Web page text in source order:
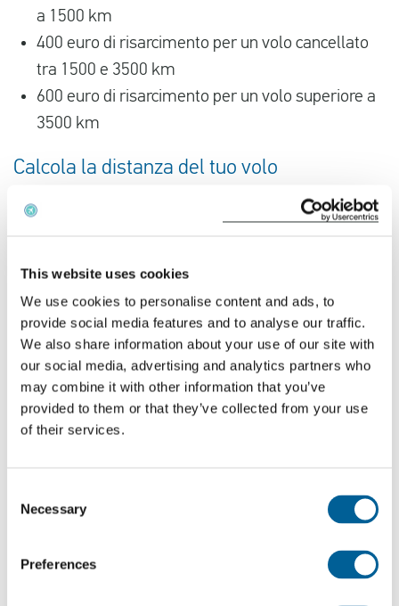
This website uses cookies
We use cookies to personalise content and ads, to
provide social media features and to analyse our traffic.
We also share information about your use of our site with
our social media, advertising and analytics partners who
may combine it with other information that you’ve
provided to them or that they’ve collected from your use
of their services.
Selection
Necessary
Preferences
a 1500 km
400 euro di risarcimento per un volo cancellato
tra 1500 e 3500 km
600 euro di risarcimento per un volo superiore a
3500 km
Calcola la distanza del tuo volo
Calculate the distance
A quanto ammonterà il risarcimento che Eastern
Regolamento 261/2004 e avete diritto a un
sulla distanza del volo. Questa è suddivisa in